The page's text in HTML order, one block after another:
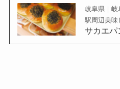
岐阜県｜岐
駅周辺美味
サカエパ